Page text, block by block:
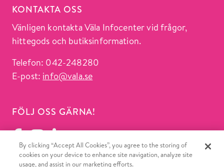
KONTAKTA OSS
Vänligen kontakta Väla Infocenter vid frågor,
hittegods och butiksinformation.
Telefon: 042-248280
E-post: info@vala.se
FÖLJ OSS GÄRNA!
By clicking “Accept All Cookies”, you agree to the storing of
cookies on your device to enhance site navigation, analyze site
usage, and assist in our marketing efforts.